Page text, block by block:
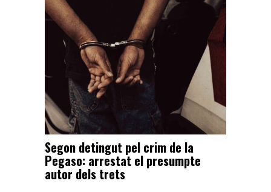
Segon detingut pel crim de la
Pegaso: arrestat el presumpte
autor dels trets